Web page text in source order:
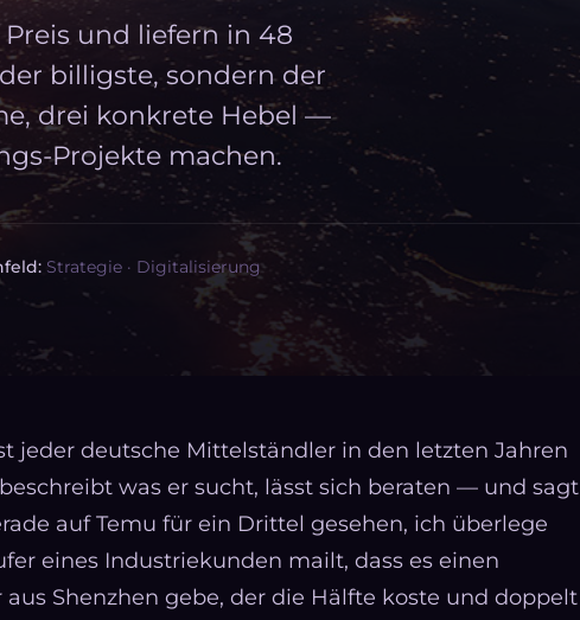
und liefern in 48
billigste, sondern der
drei konkrete Hebel —
Projekte machen.
Strategie · Digitalisierung
jeder deutsche Mittelständler in den letzten Jahren
was er sucht, lässt sich beraten — und sagt
auf Temu für ein Drittel gesehen, ich überlege
eines Industriekunden mailt, dass es einen
Shenzhen gebe, der die Hälfte koste und doppelt